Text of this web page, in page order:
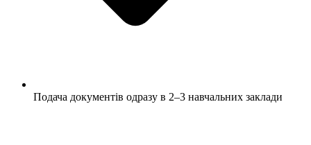
Подача документів одразу в 2–3 навчальних заклади